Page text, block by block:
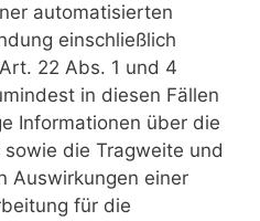
automatisierten
einschließlich
22 Abs. 1 und 4
in diesen Fällen
Informationen über die
die Tragweite und
Auswirkungen einer
für die